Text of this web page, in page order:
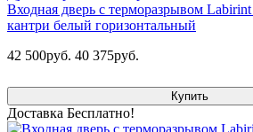
Входная дверь с терморазрывом
кантри белый горизонтальный
42 500руб. 40 375руб.
Купить
Доставка Бесплатно!